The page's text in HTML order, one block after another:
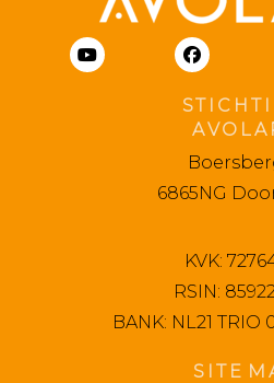
S T I C H T
A V O L A
6865NG
KVK:
RSIN:
BANK: NL21 TRIO
S I T E M